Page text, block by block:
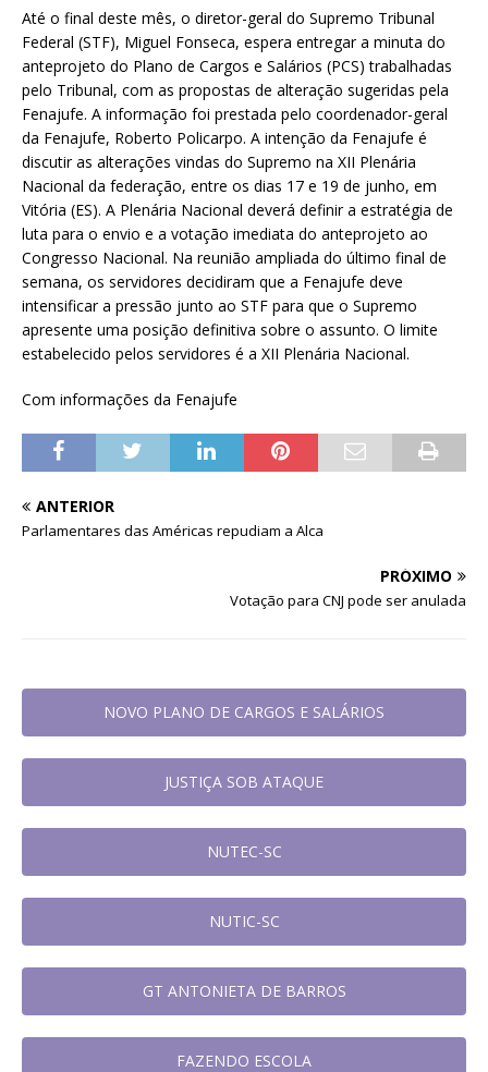
Até o final deste mês, o diretor-geral do Supremo Tribunal
Federal (STF), Miguel Fonseca, espera entregar a minuta do
anteprojeto do Plano de Cargos e Salários (PCS) trabalhadas
pelo Tribunal, com as propostas de alteração sugeridas pela
Fenajufe. A informação foi prestada pelo coordenador-geral
da Fenajufe, Roberto Policarpo. A intenção da Fenajufe é
discutir as alterações vindas do Supremo na XII Plenária
Nacional da federação, entre os dias 17 e 19 de junho, em
Vitória (ES). A Plenária Nacional deverá definir a estratégia de
luta para o envio e a votação imediata do anteprojeto ao
Congresso Nacional. Na reunião ampliada do último final de
semana, os servidores decidiram que a Fenajufe deve
intensificar a pressão junto ao STF para que o Supremo
apresente uma posição definitiva sobre o assunto. O limite
estabelecido pelos servidores é a XII Plenária Nacional.
Com informações da Fenajufe
ANTERIOR
Parlamentares das Américas repudiam a Alca
PRÓXIMO
Votação para CNJ pode ser anulada
NOVO PLANO DE CARGOS E SALÁRIOS
JUSTIÇA SOB ATAQUE
NUTEC-SC
NUTIC-SC
GT ANTONIETA DE BARROS
FAZENDO ESCOLA